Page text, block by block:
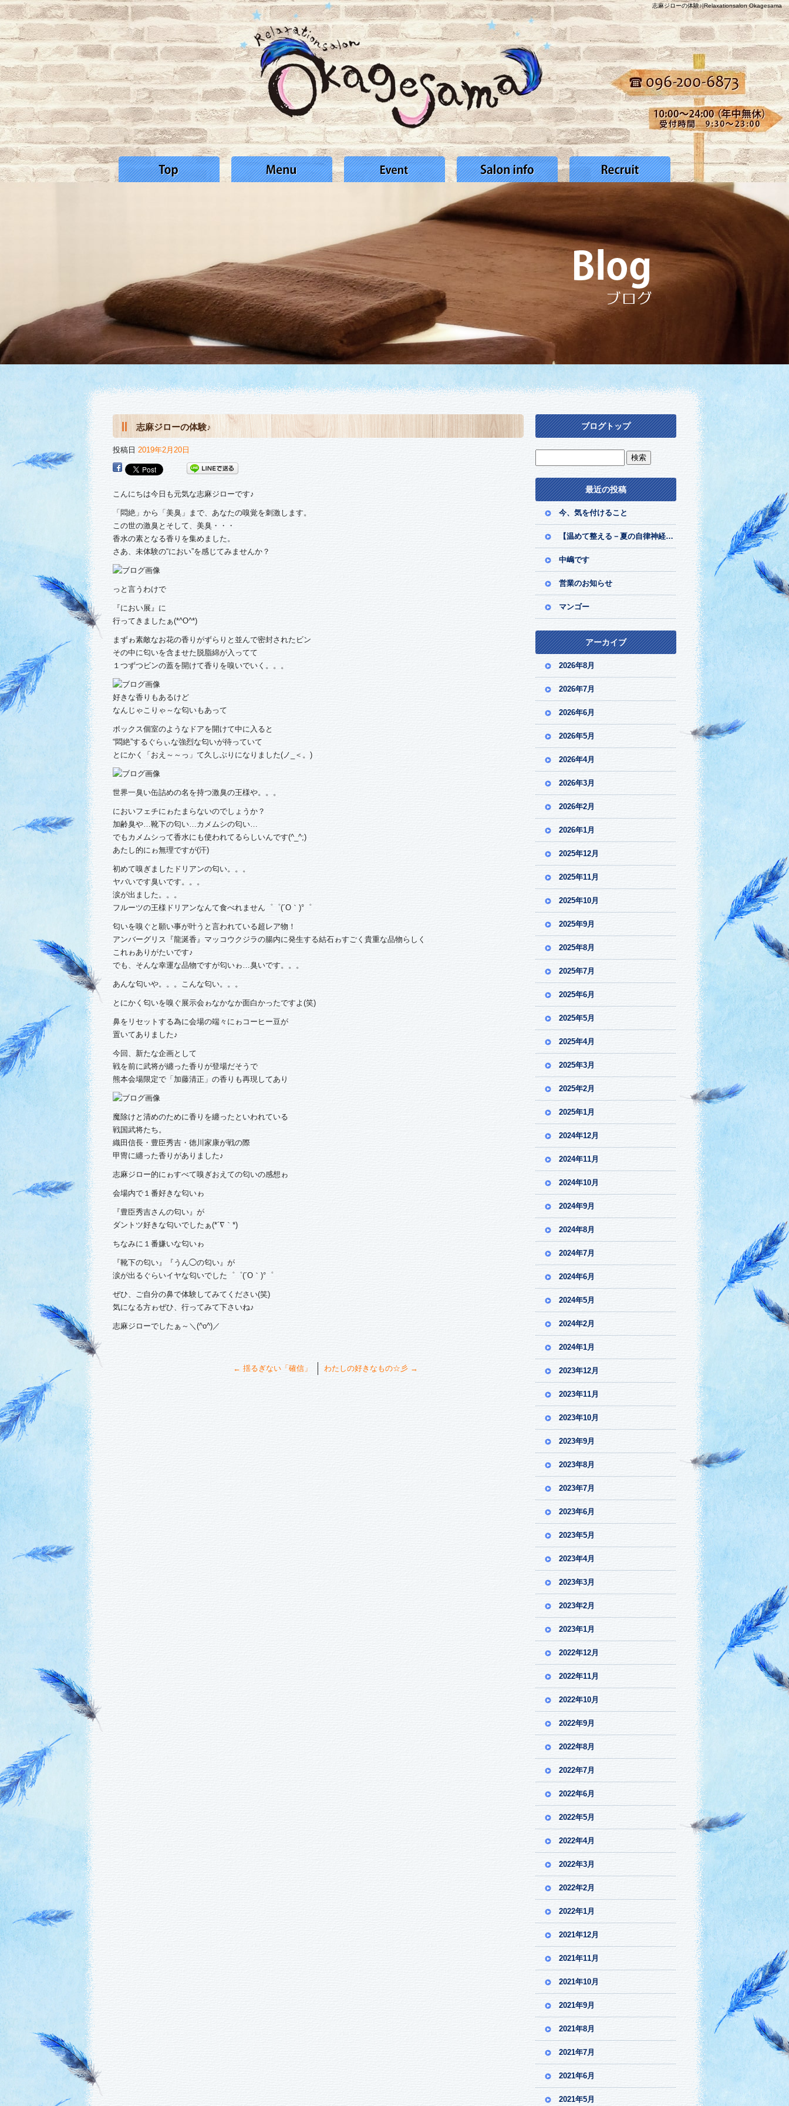
志麻ジローの体験♪|Relaxationsalon Okagesama
志麻ジローの体験♪
投稿日 2019年2月20日
こんにちは今日も元気な志麻ジローです♪
「悶絶」から「美臭」まで、あなたの嗅覚を刺激します。
この世の激臭とそして、美臭・・・
香水の素となる香りを集めました。
さあ、未体験の“におい”を感じてみませんか？
っと言うわけで
『におい展』に
行ってきましたぁ(*^O^*)
まずゎ素敵なお花の香りがずらりと並んで密封されたビン
その中に匂いを含ませた脱脂綿が入ってて
１つずつビンの蓋を開けて香りを嗅いでいく。。。
好きな香りもあるけど
なんじゃこりゃ～な匂いもあって
ボックス個室のようなドアを開けて中に入ると
“悶絶”するぐらぃな強烈な匂いが待っていて
とにかく「おえ～～っ」て久しぶりになりました(ノ_＜。)
世界一臭い缶詰めの名を持つ激臭の王様や。。。
においフェチにゎたまらないのでしょうか？
加齢臭や…靴下の匂い…カメムシの匂い…
でもカメムシって香水にも使われてるらしいんです(^_^;)
あたし的にゎ無理ですが(汗)
初めて嗅ぎましたドリアンの匂い。。。
ヤバいです臭いです。。。
涙が出ました。。。
フルーツの王様ドリアンなんて食べれません゜゜(´O｀)°゜
匂いを嗅ぐと願い事が叶うと言われている超レア物！
アンバーグリス『龍涎香』マッコウクジラの腸内に発生する結石ゎすごく貴重な品物らしく
これゎありがたいです♪
でも、そんな幸運な品物ですが匂いゎ…臭いです。。。
あんな匂いや。。。こんな匂い。。。
とにかく匂いを嗅ぐ展示会ゎなかなか面白かったですよ(笑)
鼻をリセットする為に会場の端々にゎコーヒー豆が
置いてありました♪
今回、新たな企画として
戦を前に武将が纏った香りが登場だそうで
熊本会場限定で「加藤清正」の香りも再現してあり
魔除けと清めのために香りを纏ったといわれている
戦国武将たち。
織田信長・豊臣秀吉・徳川家康が戦の際
甲冑に纏った香りがありました♪
志麻ジロー的にゎすべて嗅ぎおえての匂いの感想ゎ
会場内で１番好きな匂いゎ
『豊臣秀吉さんの匂い』が
ダントツ好きな匂いでしたぁ(*´∇｀*)
ちなみに１番嫌いな匂いゎ
『靴下の匂い』『うん◯の匂い』が
涙が出るぐらいイヤな匂いでした゜゜(´O｀)°゜
ぜひ、ご自分の鼻で体験してみてください(笑)
気になる方ゎぜひ、行ってみて下さいね♪
志麻ジローでしたぁ～＼(^o^)／
← 揺るぎない「確信」 わたしの好きなもの☆彡 →
ブログトップ
最近の投稿
今、気を付けること
【温めて整える－夏の自律神経ケア】
中嶋です
営業のお知らせ
マンゴー
アーカイブ
2026年8月
2026年7月
2026年6月
2026年5月
2026年4月
2026年3月
2026年2月
2026年1月
2025年12月
2025年11月
2025年10月
2025年9月
2025年8月
2025年7月
2025年6月
2025年5月
2025年4月
2025年3月
2025年2月
2025年1月
2024年12月
2024年11月
2024年10月
2024年9月
2024年8月
2024年7月
2024年6月
2024年5月
2024年2月
2024年1月
2023年12月
2023年11月
2023年10月
2023年9月
2023年8月
2023年7月
2023年6月
2023年5月
2023年4月
2023年3月
2023年2月
2023年1月
2022年12月
2022年11月
2022年10月
2022年9月
2022年8月
2022年7月
2022年6月
2022年5月
2022年4月
2022年3月
2022年2月
2022年1月
2021年12月
2021年11月
2021年10月
2021年9月
2021年8月
2021年7月
2021年6月
2021年5月